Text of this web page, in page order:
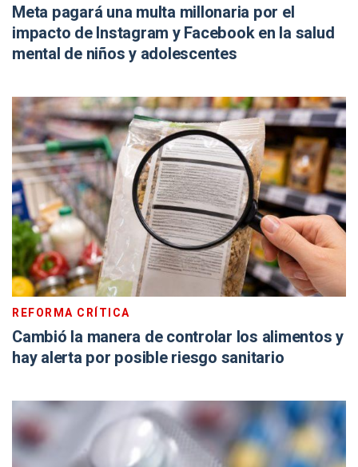
Meta pagará una multa millonaria por el
impacto de Instagram y Facebook en la salud
mental de niños y adolescentes
REFORMA CRÍTICA
Cambió la manera de controlar los alimentos y
hay alerta por posible riesgo sanitario